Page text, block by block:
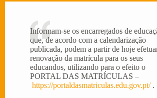
Informam-se os encarregados de
que, de acordo com a calendarização
publicada, podem a partir de hoje
renovação da matrícula para os seus
educandos, utilizando para o efeito o
PORTAL DAS MATRÍCULAS –
https://portaldasmatriculas.edu.gov.pt/.